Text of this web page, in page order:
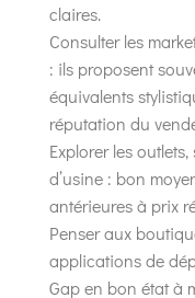
claires.
Consulter les
: ils proposent
équivalents
réputation du
Explorer les
d’usine : bon
antérieures à prix
Penser aux
applications de
Gap en bon état à